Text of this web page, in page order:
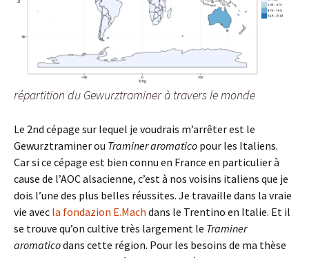
répartition du Gewurztraminer à travers le monde
Le 2nd cépage sur lequel je voudrais m’arrêter est le
Gewurztraminer ou Traminer aromatico pour les Italiens.
Car si ce cépage est bien connu en France en particulier à
cause de l’AOC alsacienne, c’est à nos voisins italiens que je
dois l’une des plus belles réussites. Je travaille dans la vraie
vie avec la fondazion E.Mach dans le Trentino en Italie. Et il
se trouve qu’on cultive très largement le Traminer
aromaticodans cette région. Pour les besoins de ma thèse